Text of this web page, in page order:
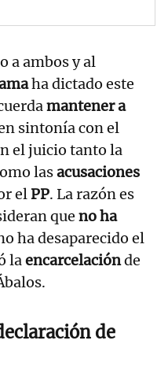
a ambos y al
ha dictado este
mantener a
sintonía con el
el juicio tanto la
lasacusaciones
elPP. La razón es
que no ha
ha desaparecido el
laencarcelaciónde
de